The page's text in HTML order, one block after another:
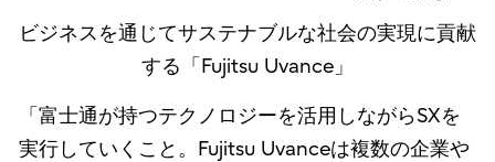
ビジネスを通じてサステナブルな社会の実現に貢献
する「Fujitsu Uvance」
「富士通が持つテクノロジーを活用しながらSXを
実行していくこと。Fujitsu Uvanceは複数の企業や